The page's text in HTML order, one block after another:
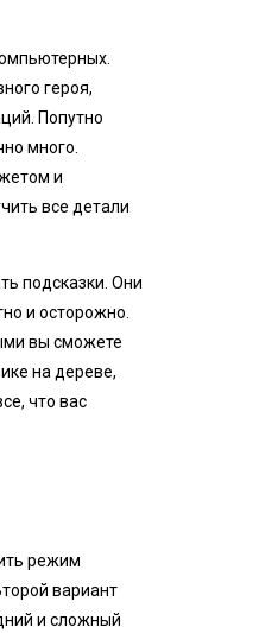
героя,
Попутно
много.
и
все детали
подсказки. Они
и осторожно.
вы сможете
на дереве,
что вас
режим
вариант
и сложный